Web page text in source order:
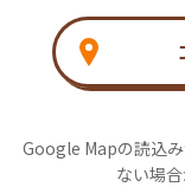
Google Mapの読込
ない場